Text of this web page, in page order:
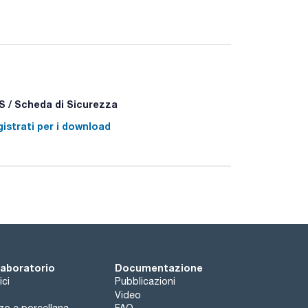
- P337+P313
/ Scheda di Sicurezza
per i download
Documentazione
Pubblicazioni
Video